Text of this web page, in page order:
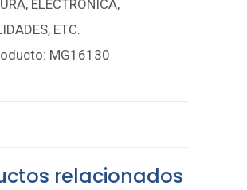
ELECTRONICA,
ETC.
MG16130
relacionados